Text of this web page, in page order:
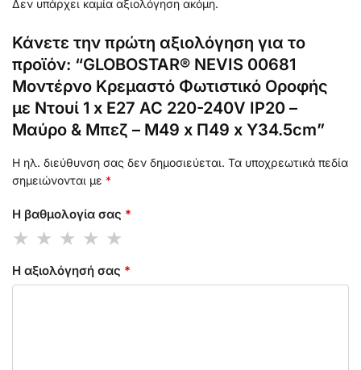
Δεν υπάρχει καμία αξιολόγηση ακόμη.
Κάνετε την πρώτη αξιολόγηση για το
προϊόν: “GLOBOSTAR® NEVIS 00681
Μοντέρνο Κρεμαστό Φωτιστικό Οροφής
με Ντουί 1 x E27 AC 220-240V IP20 –
Μαύρο & Μπεζ – Μ49 x Π49 x Υ34.5cm”
Η ηλ. διεύθυνση σας δεν δημοσιεύεται. Τα υποχρεωτικά πεδία
σημειώνονται με *
Η βαθμολογία σας *
Η αξιολόγησή σας *